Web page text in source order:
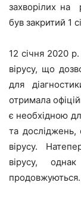
захворілих на
був закритий 1
12 січня 2020
вірусу, що
для
отримала
є необхідною
та досліджень,
вірусу.
вірусу,
продовжуються.